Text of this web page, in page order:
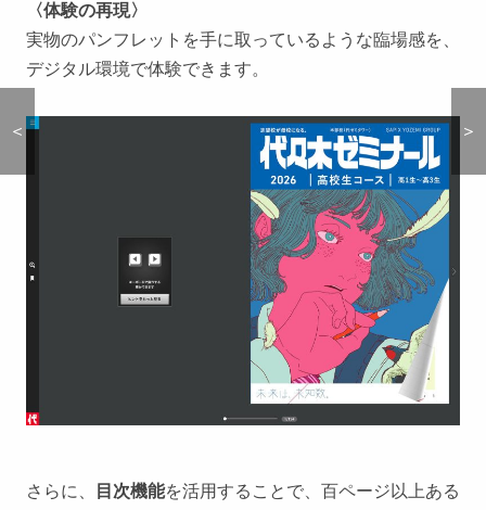
＜ ＞
〈体験の再現〉
実物のパンフレットを手に取っているような臨場感を、
デジタル環境で体験できます。
さらに、 目次機能を活用することで、百ページ以上ある
＜ ＞